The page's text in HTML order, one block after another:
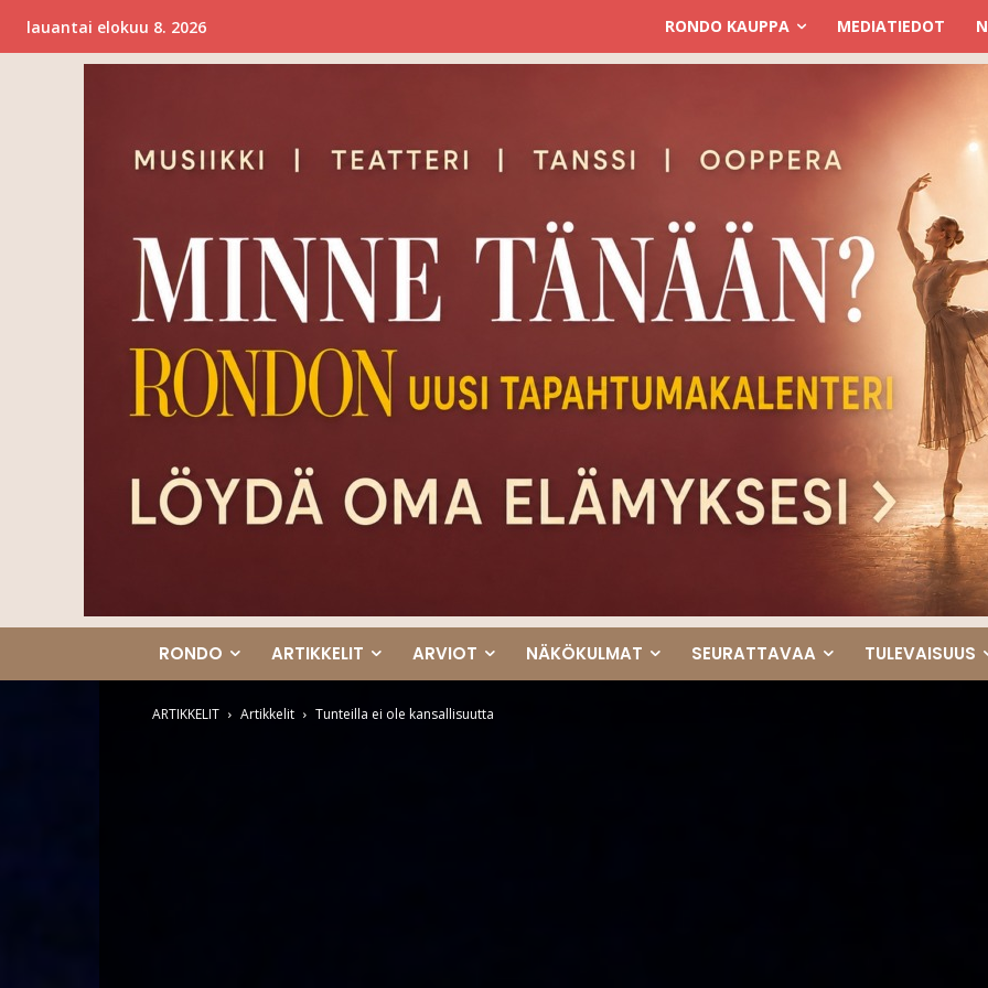
lauantai elokuu 8. 2026 RONDO KAUPPA MEDIATIEDOT
RONDO ARTIKKELIT ARVIOT NÄKÖKULMAT SEURATTAVAA TULEVAISUUS
ARTIKKELIT Artikkelit Tunteilla ei ole kansallisuutta